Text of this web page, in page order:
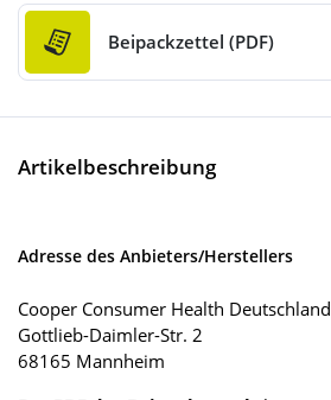
Beipackzettel (PDF)
Artikelbeschreibung
Adresse des Anbieters/Herstellers
Cooper Consumer Health
Gottlieb-Daimler-Str. 2
68165 Mannheim